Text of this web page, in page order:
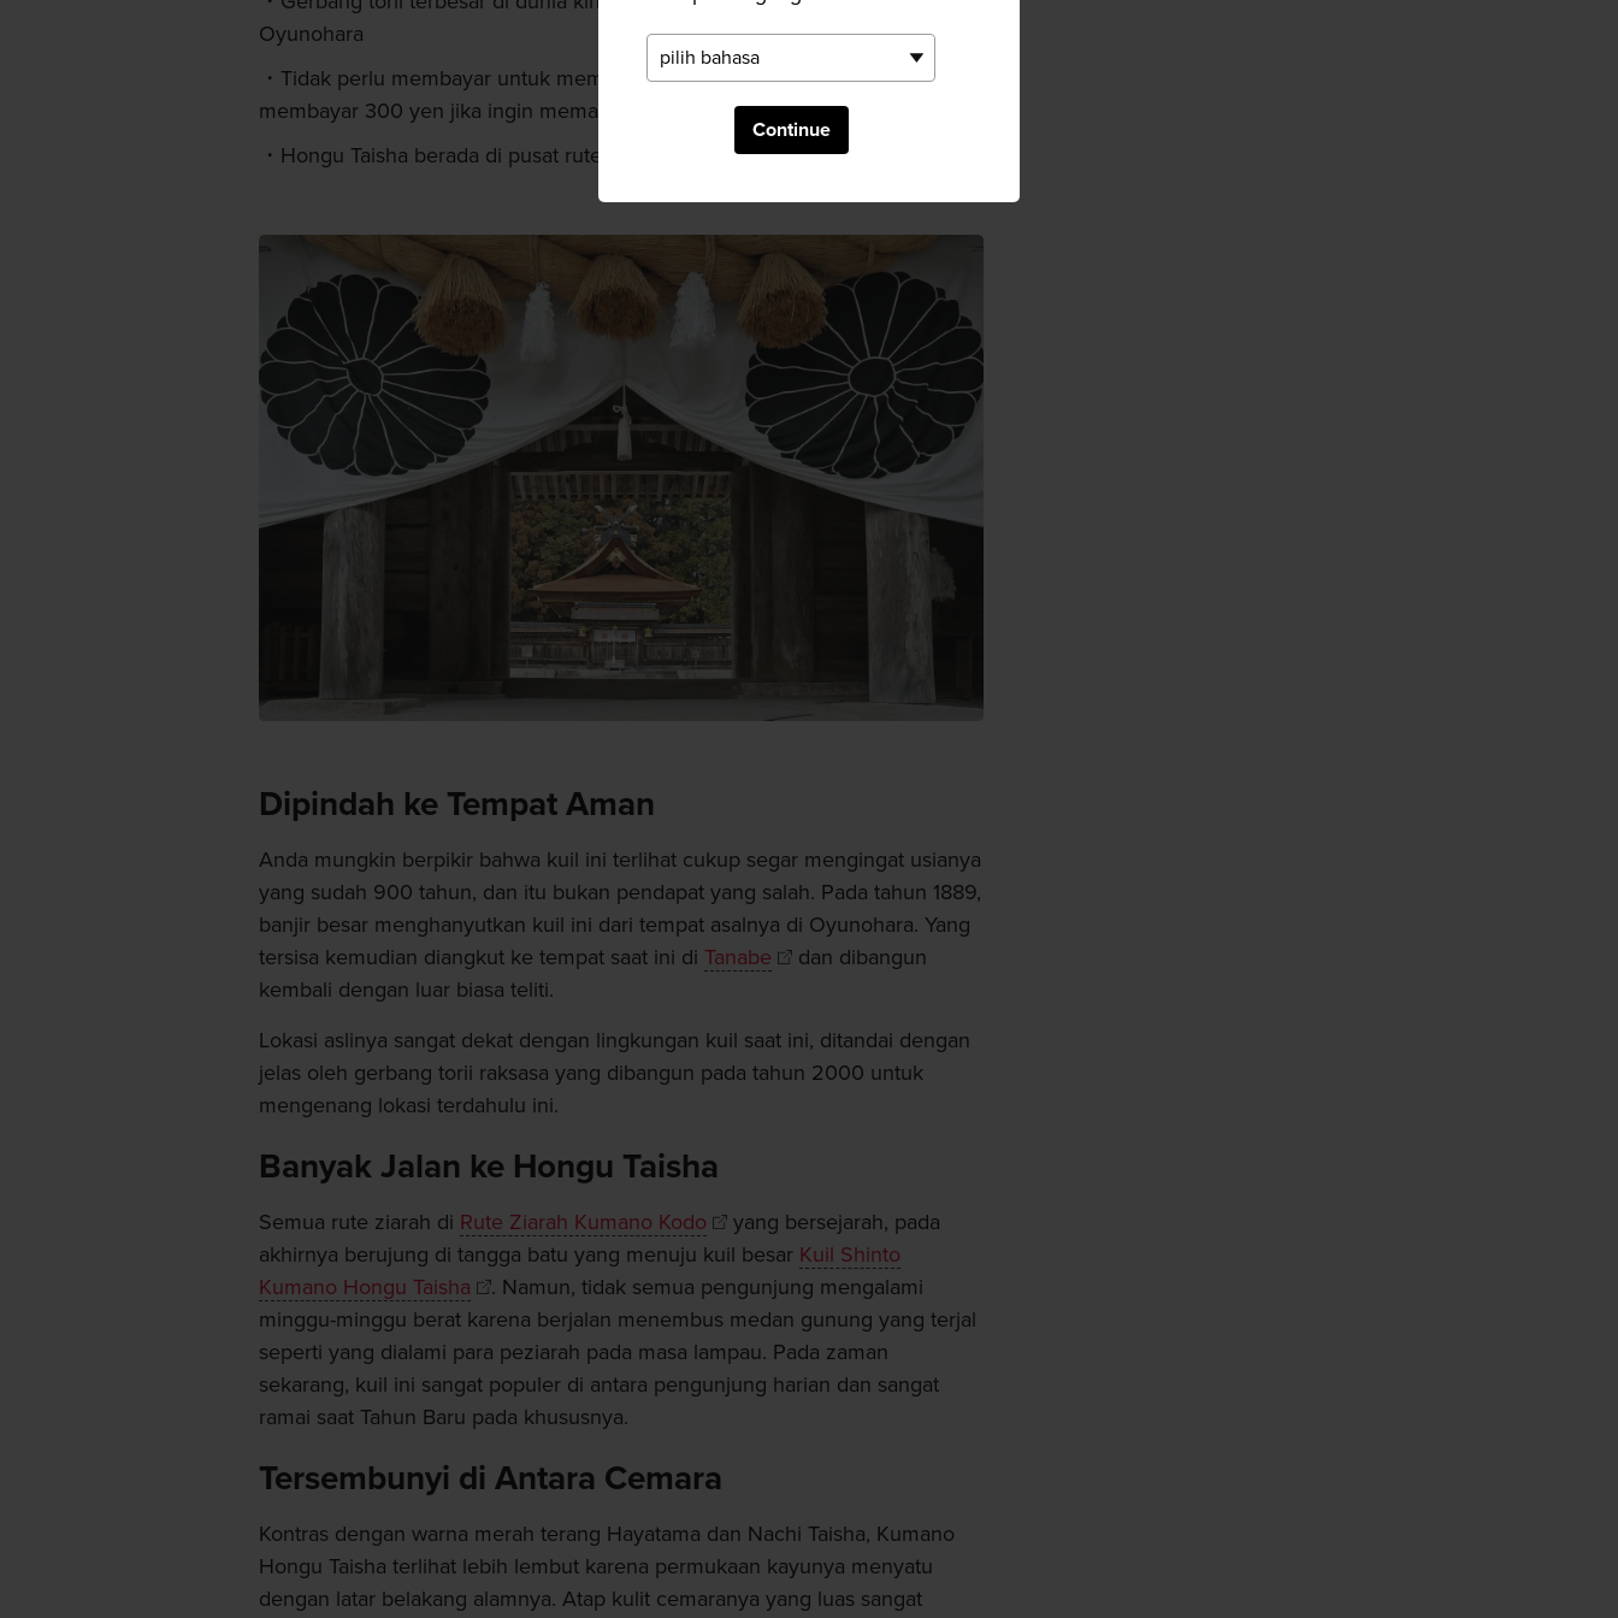
Continue
Oyunohara
Tidak perlu membayar untuk memasuki lingkungan kuil, namun harus
membayar 300 yen jika ingin memasuki kamar barang berharga
Hongu Taisha berada di pusat rute ziarah Kumano Kodo
Dipindah ke Tempat Aman
Anda mungkin berpikir bahwa kuil ini terlihat cukup segar mengingat usianya
yang sudah 900 tahun, dan itu bukan pendapat yang salah. Pada tahun 1889,
banjir besar menghanyutkan kuil ini dari tempat asalnya di Oyunohara. Yang
tersisa kemudian diangkut ke tempat saat ini di Tanabe
dan dibangun
kembali dengan luar biasa teliti.
Lokasi aslinya sangat dekat dengan lingkungan kuil saat ini, ditandai dengan
jelas oleh gerbang torii raksasa yang dibangun pada tahun 2000 untuk
mengenang lokasi terdahulu ini.
Banyak Jalan ke Hongu Taisha
Semua rute ziarah di Rute Ziarah Kumano Kodo
yang bersejarah, pada
akhirnya berujung di tangga batu yang menuju kuil besar Kuil Shinto
Kumano Hongu Taisha
. Namun, tidak semua pengunjung mengalami
minggu-minggu berat karena berjalan menembus medan gunung yang terjal
seperti yang dialami para peziarah pada masa lampau. Pada zaman
sekarang, kuil ini sangat populer di antara pengunjung harian dan sangat
ramai saat Tahun Baru pada khususnya.
Tersembunyi di Antara Cemara
Kontras dengan warna merah terang Hayatama dan Nachi Taisha, Kumano
Hongu Taisha terlihat lebih lembut karena permukaan kayunya menyatu
dengan latar belakang alamnya. Atap kulit cemaranya yang luas sangat